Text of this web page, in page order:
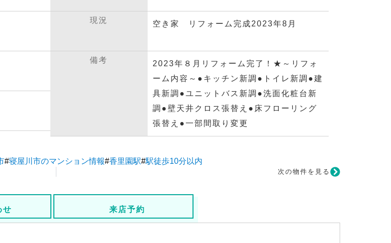
現況 空き家 リフォーム完成2023年8月
備考
2023年８月リフォーム完了！★～リフォ
ーム内容～●キッチン新調●トイレ新調●建
具新調●ユニットバス新調●洗面化粧台新
調●壁天井クロス張替え●床フローリング
張替え●一部間取り変更
#寝屋川市のマンション情報#香里園駅#駅徒歩10分以内
次の物件を見る
せ 来店予約